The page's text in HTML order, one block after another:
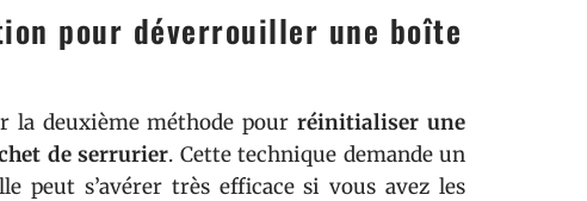
pour déverrouiller une boîte
la deuxième méthode pourréinitialiser une
de serrurier. Cette technique demande un
peut s’avérer très efficace si vous avez les